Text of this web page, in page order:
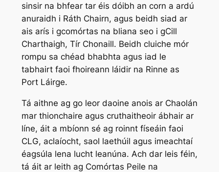
sinsir na bhfear tar éis dóibh an corn a ardú
anuraidh i Ráth Chairn, agus beidh siad ar
ais arís i gcomórtas na bliana seo i gCill
Charthaigh, Tír Chonaill. Beidh cluiche mór
rompu sa chéad bhabhta agus iad le
tabhairt faoi fhoireann láidir na Rinne as
Port Láirge.
Tá aithne ag go leor daoine anois ar Chaolán
mar thionchaire agus cruthaitheoir ábhair ar
líne, áit a mbíonn sé ag roinnt físeáin faoi
CLG, aclaíocht, saol laethúil agus imeachtaí
éagsúla lena lucht leanúna. Ach dar leis féin,
tá áit ar leith ag Comórtas Peile na